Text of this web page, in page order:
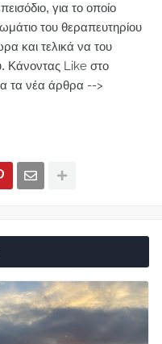
για το οποίο
του θεραπευτηρίου
και τελικά να του
Κάνοντας Like στο
τα νέα άρθρα -->